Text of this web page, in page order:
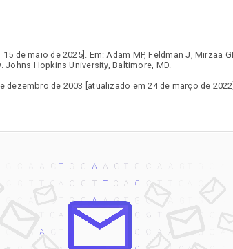
de maio de 2025]. Em: Adam MP, Feldman J, Mirzaa
Hopkins University, Baltimore, MD.
de 2003 [atualizado em 24 de março de